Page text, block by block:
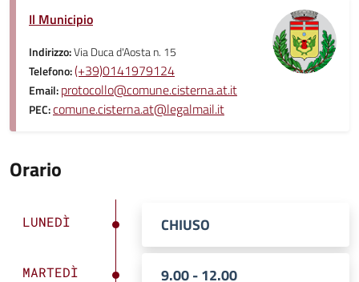
Il Municipio
Indirizzo:Via Duca d'Aosta n. 15
Telefono:(+39)0141979124
Email:protocollo@comune.cisterna.at.it
PEC:comune.cisterna.at@legalmail.it
Orario
LUNEDÌ CHIUSO
MARTEDÌ 9.00 - 12.00